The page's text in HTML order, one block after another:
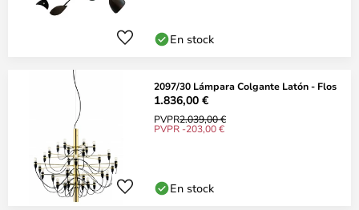
En stock
2097/30 Lámpara Colgante Latón - Flos
1.836,00 €
PVPR2.039,00 €
PVPR -203,00 €
En stock